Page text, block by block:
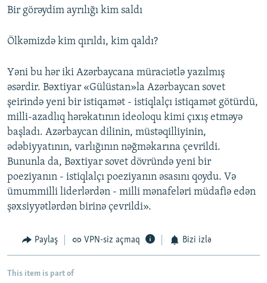
Bir görəydim ayrılığı kim saldı
Ölkəmizdə kim qırıldı, kim qaldı?
Yəni bu hər iki Azərbaycana müraciətlə yazılmış
əsərdir. Bəxtiyar «Gülüstan»la Azərbaycan sovet
şeirində yeni bir istiqamət - istiqlalçı istiqamət götürdü,
milli-azadlıq hərəkatının ideoloqu kimi çıxış etməyə
başladı. Azərbaycan dilinin, müstəqilliyinin,
ədəbiyyatının, varlığının nəğməkarına çevrildi.
Bununla da, Bəxtiyar sovet dövründə yeni bir
poeziyanın - istiqlalçı poeziyanın əsasını qoydu. Və
ümummilli liderlərdən - milli mənafeləri müdafiə edən
şəxsiyyətlərdən birinə çevrildi».
Paylaş VPN-siz açmaq Bizi izlə
This item is part of